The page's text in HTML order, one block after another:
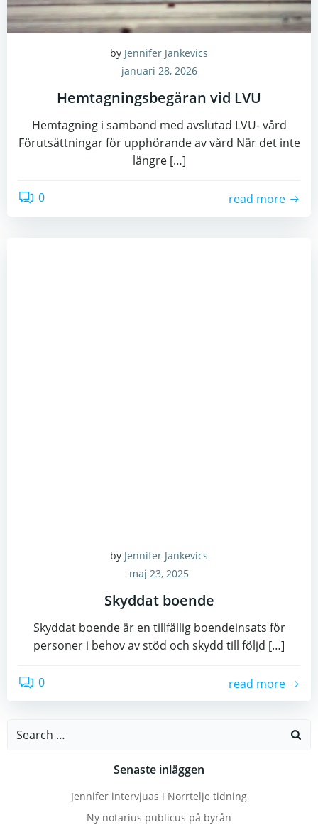
by Jennifer Jankevics
januari 28, 2026
Hemtagningsbegäran vid LVU
Hemtagning i samband med avslutad LVU- vård
Förutsättningar för upphörande av vård När det inte
längre […]
0 read more
by Jennifer Jankevics
maj 23, 2025
Skyddat boende
Skyddat boende är en tillfällig boendeinsats för
personer i behov av stöd och skydd till följd […]
0 read more
Search
Senaste inläggen
Jennifer intervjuas i Norrtelje tidning
Ny notarius publicus på byrån